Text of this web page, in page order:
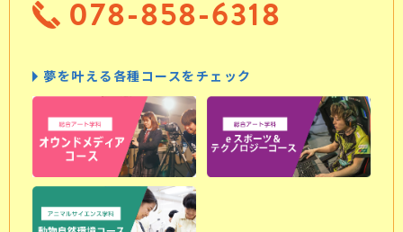
078-858-6318
夢を叶える各種コースをチェック